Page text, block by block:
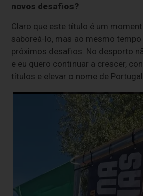
novos desafios?
Claro que este título é um
saboreá-lo, mas ao mesmo
próximos desafios. No desporto
e eu quero continuar a crescer,
títulos e elevar o nome de